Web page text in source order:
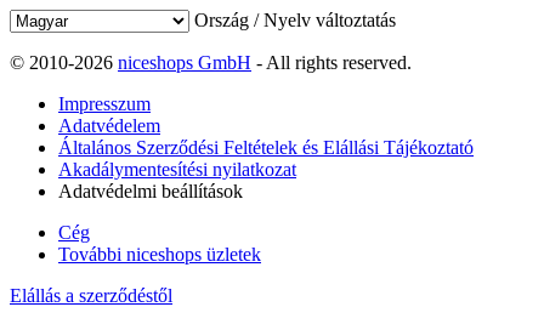
Ország / Nyelv változtatás
© 2010-2026 niceshops GmbH - All rights reserved.
Impresszum
Adatvédelem
Általános Szerződési Feltételek és Elállási Tájékoztató
Akadálymentesítési nyilatkozat
Adatvédelmi beállítások
Cég
További niceshops üzletek
Elállás a szerződéstől